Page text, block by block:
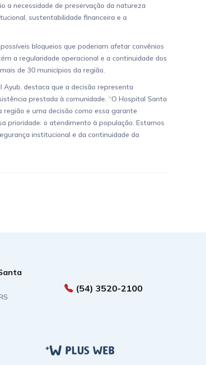
a necessidade de preservação da natureza
sustentabilidade financeira e a
bloqueios que poderiam afetar convênios
a regularidade operacional e a continuidade dos
de 30 municípios da região.
destaca que a decisão representa
prestada à comunidade. “O Hospital Santa
e uma decisão como essa garante
prioridade: o atendimento à população. Estamos
institucional e da continuidade da
(54) 3520-2100